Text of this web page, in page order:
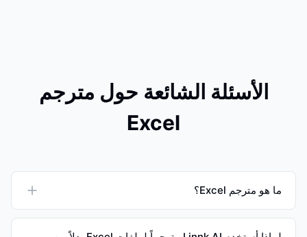
الأسئلة الشائعة حول مترجم
Excel
ما هو مترجم Excel؟